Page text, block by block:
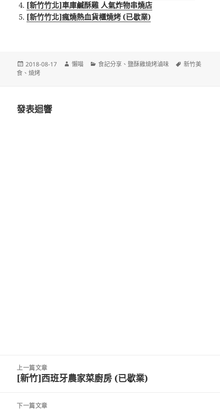
[新竹竹北]車庫鹹酥雞 人氣炸物串燒店
[新竹竹北]瘋燒熱血貨櫃燒烤 (已歇業)
發
佈
2018-08-17
作
懶喵
分
食記分享 、 鹽酥雞燒烤滷味
標
新竹美
食 、燒烤
發表迴響
上一篇文章
上
篇
[新竹]西班牙農家菜廚房 (已歇業)
下一篇文章